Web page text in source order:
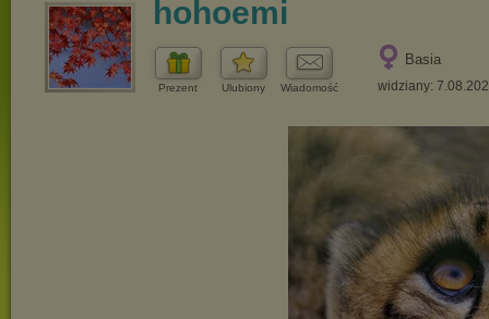
hohoemi
Prezent Ulubiony Wiadomość
Basia
widziany: